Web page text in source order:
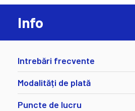
Info
Intrebări frecvente
Modalități de plată
Puncte de lucru